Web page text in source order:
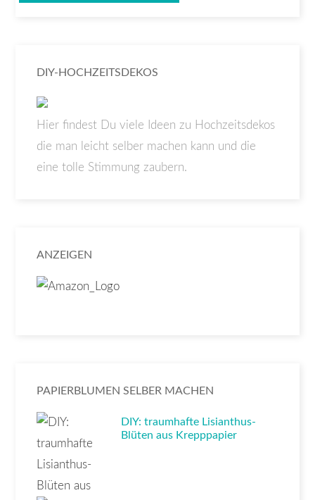
DIY-HOCHZEITSDEKOS
Hier findest Du viele Ideen zu Hochzeitsdekos
die man leicht selber machen kann und die
eine tolle Stimmung zaubern.
ANZEIGEN
PAPIERBLUMEN SELBER MACHEN
DIY: traumhafte Lisianthus-
Blüten aus Krepppapier